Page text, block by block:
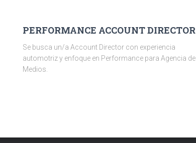
PERFORMANCE ACCOUNT DIRECTOR
Se busca un/a Account Director con experiencia
automotriz y enfoque en Performance para Agencia de
Medios.